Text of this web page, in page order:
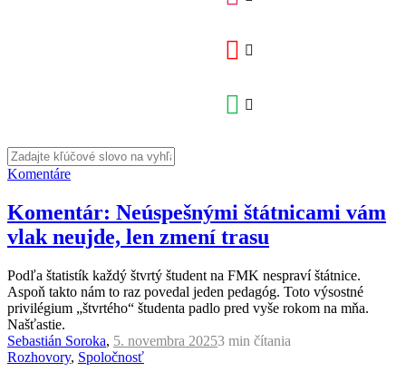
Komentáre
Komentár: Neúspešnými štátnicami vám
vlak neujde, len zmení trasu
Podľa štatistík každý štvrtý študent na FMK nespraví štátnice.
Aspoň takto nám to raz povedal jeden pedagóg. Toto výsostné
privilégium „štvrtého“ študenta padlo pred vyše rokom na mňa.
Našťastie.
Sebastián Soroka, 5. novembra 20253 min čítania
Rozhovory, Spoločnosť